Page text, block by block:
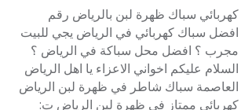
كهربائي سباك ظهرة لبن بالرياض رقم
افضل سباك كهربائي في الرياض يجي للبيت
مجرب ؟ افضل محل سباكة في الرياض ؟
السلام عليكم اخواني الاعزاء يا اهل الرياض
العاصمة سباك شاطر في ظهرة لبن الرياض
كهربائي ممتاز في ظهرة لبن الرياض ت: